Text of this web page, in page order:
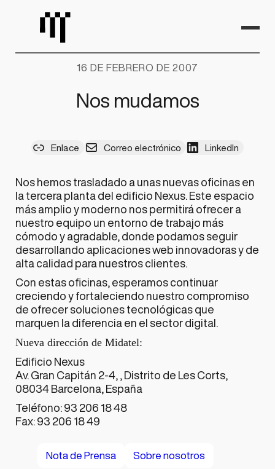
contenido
16 DE FEBRERO DE 2007
Nos mudamos
Enlace Correo electrónico LinkedIn
Nos hemos trasladado a unas nuevas oficinas en
la tercera planta del edificio Nexus. Este espacio
más amplio y moderno nos permitirá ofrecer a
nuestro equipo un entorno de trabajo más
cómodo y agradable, donde podamos seguir
desarrollando aplicaciones web innovadoras y de
alta calidad para nuestros clientes.
Con estas oficinas, esperamos continuar
creciendo y fortaleciendo nuestro compromiso
de ofrecer soluciones tecnológicas que
marquen la diferencia en el sector digital.
Nueva dirección de Midatel:
Edificio Nexus
Av. Gran Capitán 2-4, , Distrito de Les Corts,
08034 Barcelona, España
Teléfono: 93 206 18 48
Fax: 93 206 18 49
Nota de Prensa Sobre nosotros